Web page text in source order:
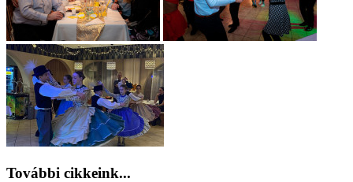
További cikkeink...